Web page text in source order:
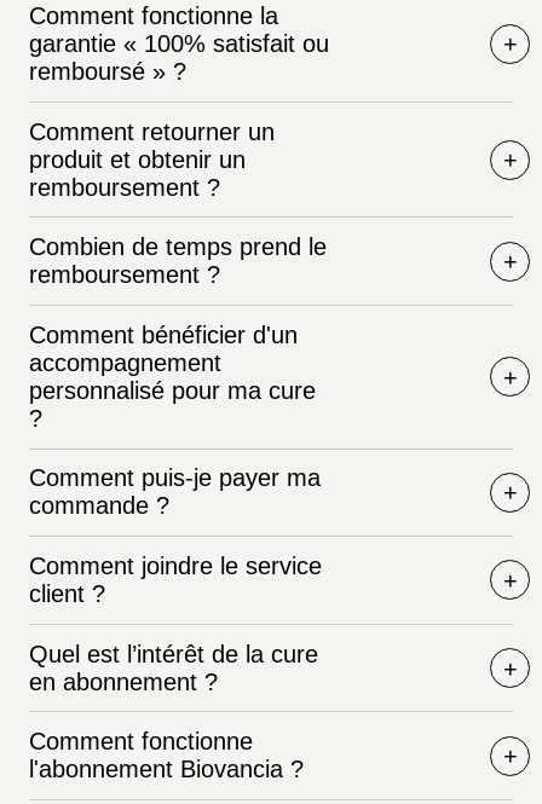
Comment fonctionne la
garantie « 100% satisfait ou
remboursé » ?
Comment retourner un
produit et obtenir un
remboursement ?
Combien de temps prend le
remboursement ?
Comment bénéficier d'un
accompagnement
personnalisé pour ma cure
?
Comment puis-je payer ma
commande ?
Comment joindre le service
client ?
Quel est l’intérêt de la cure
en abonnement ?
Comment fonctionne
l'abonnement Biovancia ?